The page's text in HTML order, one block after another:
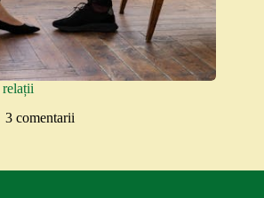
3 comentarii